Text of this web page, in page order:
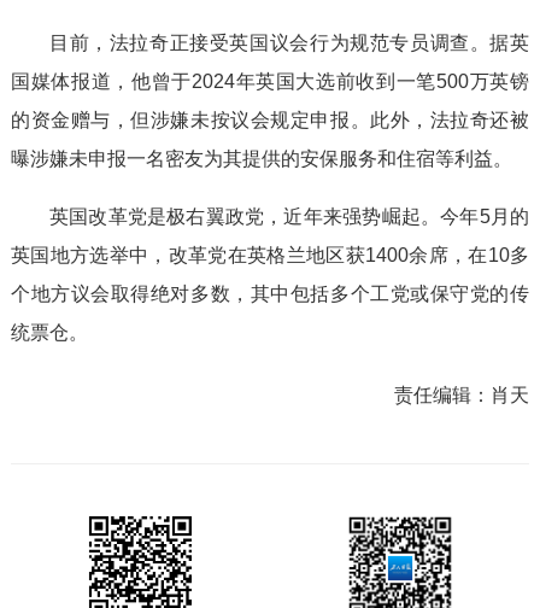
目前，法拉奇正接受英国议会行为规范专员调查。据英
国媒体报道，他曾于2024年英国大选前收到一笔500万英镑
的资金赠与，但涉嫌未按议会规定申报。此外，法拉奇还被
曝涉嫌未申报一名密友为其提供的安保服务和住宿等利益。
英国改革党是极右翼政党，近年来强势崛起。今年5月的
英国地方选举中，改革党在英格兰地区获1400余席，在10多
个地方议会取得绝对多数，其中包括多个工党或保守党的传
统票仓。
责任编辑： 肖天